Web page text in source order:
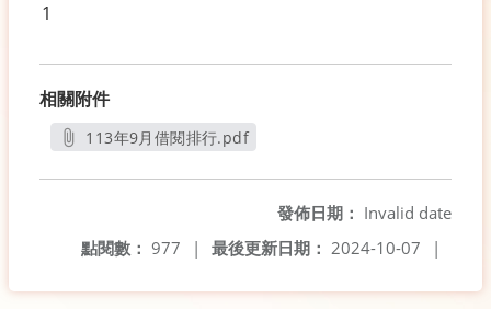
1
相關附件
113年9月借閱排行.pdf
發佈日期： Invalid date
最後更新日期： 2024-10-07 |
點閱數： 977 |